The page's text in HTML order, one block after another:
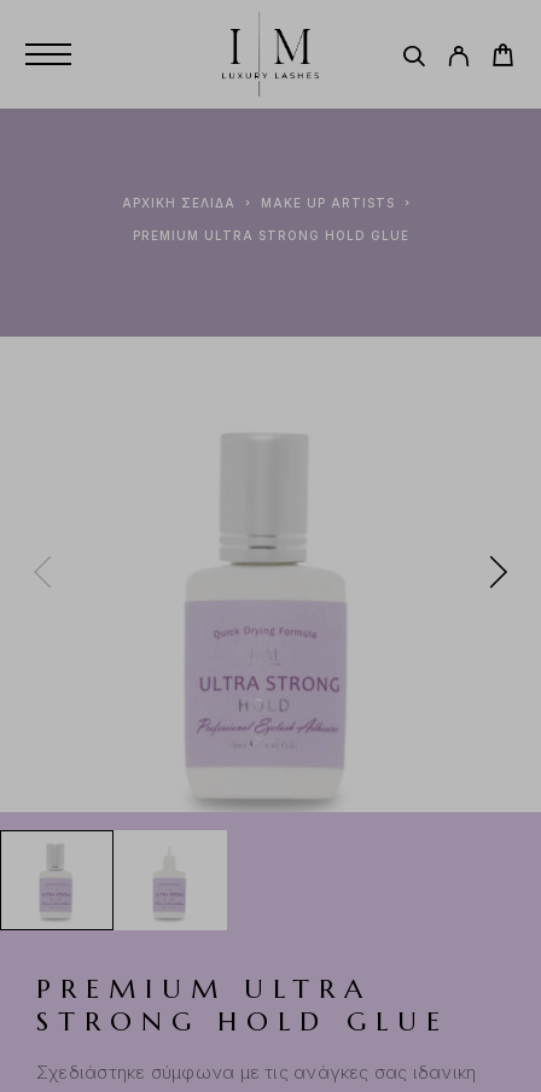
ΑΡΧΙΚΉ ΣΕΛΊΔΑ MAKE UP ARTISTS
PREMIUM ULTRA STRONG HOLD GLUE
PREMIUM ULTRA
STRONG HOLD GLUE
Σχεδιάστηκε σύμφωνα με τις ανάγκες σας ιδανικη